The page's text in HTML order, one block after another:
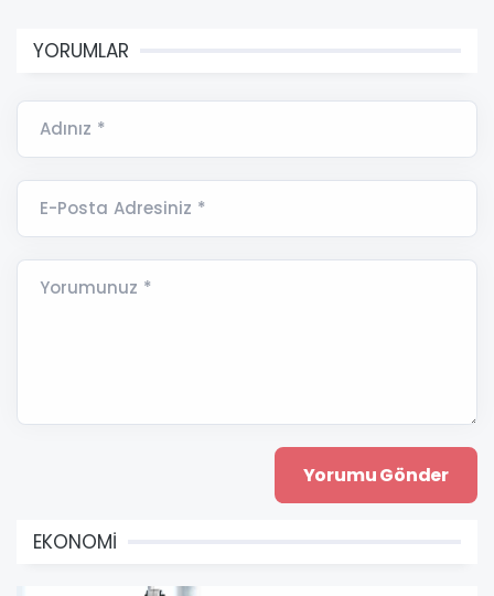
YORUMLAR
Adınız *
E-Posta Adresiniz *
Yorumunuz *
EKONOMİ